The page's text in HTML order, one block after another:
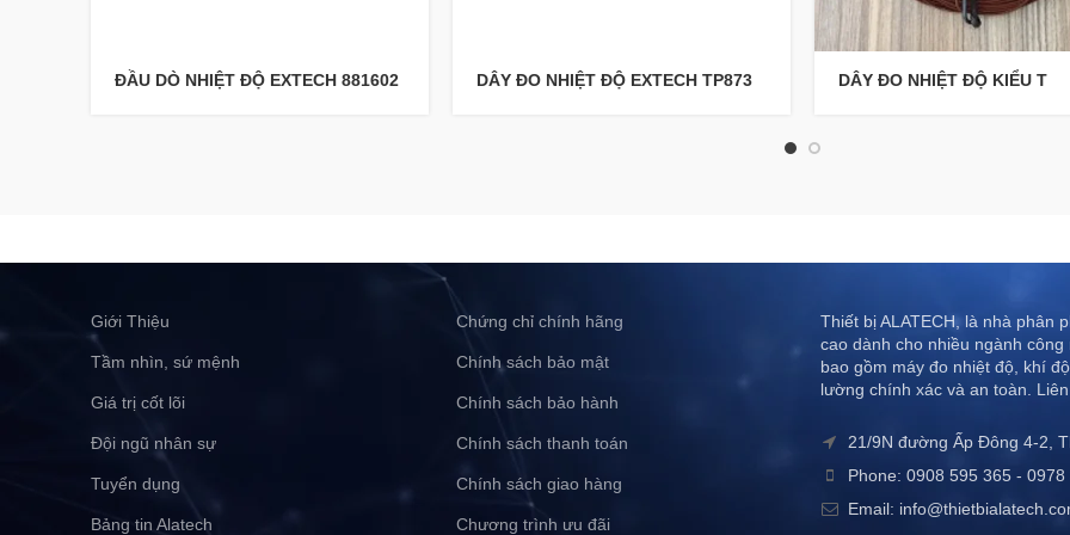
ĐẦU DÒ NHIỆT ĐỘ EXTECH 881602 DÂY ĐO NHIỆT ĐỘ EXTECH TP873 DÂY ĐO NHIỆT ĐỘ KIỂU T
Giới Thiệu
Tầm nhìn, sứ mệnh
Giá trị cốt lõi
Đội ngũ nhân sự
Tuyển dụng
Bảng tin Alatech
Chứng chỉ chính hãng
Chính sách bảo mật
Chính sách bảo hành
Chính sách thanh toán
Chính sách giao hàng
Chương trình ưu đãi
Thiết bị ALATECH, là nhà phân
cao dành cho nhiều ngành
bao gồm máy đo nhiệt độ, khí
lường chính xác và an toàn.
21/9N đường Ấp Đông 4-2,
Phone: 0908 595 365 - 0978
Email: